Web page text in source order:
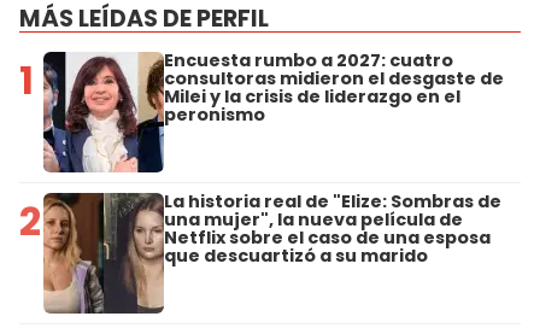
MÁS LEÍDAS DE PERFIL
1 Encuesta rumbo a 2027: cuatro
consultoras midieron el desgaste de
Milei y la crisis de liderazgo en el
peronismo
2 La historia real de "Elize: Sombras de
una mujer", la nueva película de
Netflix sobre el caso de una esposa
que descuartizó a su marido